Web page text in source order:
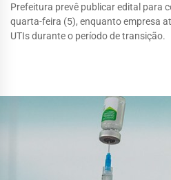
Prefeitura prevê publicar edital para
quarta-feira (5), enquanto empresa
UTIs durante o período de transição.